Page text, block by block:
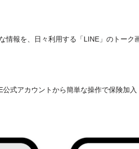
報を、日々利用する「LINE」のトーク
式アカウントから簡単な操作で保険加